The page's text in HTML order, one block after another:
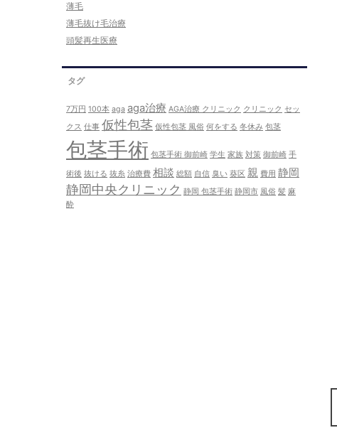
薄毛
薄毛抜け毛治療
頭髪再生医療
タグ
7万円 100本 aga aga治療 AGA治療 クリニック クリニック セッ
クス 仕事 仮性包茎 仮性包茎 風俗 何をする 冬休み 包茎
包茎手術 包茎手術 御前崎 学生 家族 対策 御前崎 手
術後 抜ける 抜糸 治療費 相談 総額 自信 臭い 葵区 親 費用 静岡
静岡中央クリニック 静岡 包茎手術 静岡市 風俗 髪 麻
酔